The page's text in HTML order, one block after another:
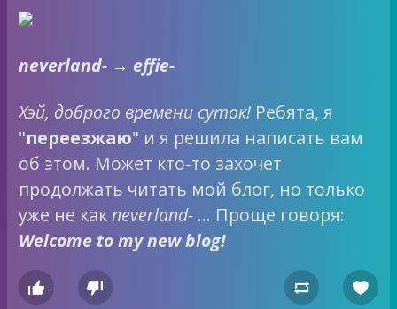
neverland- → effie-
Хэй, доброго времени суток! Ребята, я
"переезжаю" и я решила написать вам
об этом. Может кто-то захочет
продолжать читать мой блог, но только
уже не какneverland- … Проще говоря:
Welcome to my new blog!
   